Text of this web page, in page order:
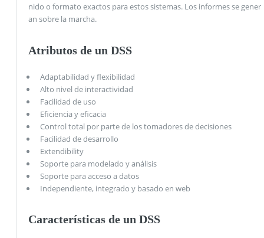
nido o formato exactos para estos sistemas. Los informes se gener
an sobre la marcha.
Atributos de un DSS
Adaptabilidad y flexibilidad
Alto nivel de interactividad
Facilidad de uso
Eficiencia y eficacia
Control total por parte de los tomadores de decisiones
Facilidad de desarrollo
Extendibility
Soporte para modelado y análisis
Soporte para acceso a datos
Independiente, integrado y basado en web
Características de un DSS